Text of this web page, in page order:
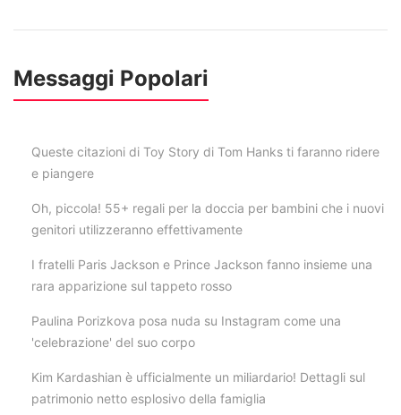
Messaggi Popolari
Queste citazioni di Toy Story di Tom Hanks ti faranno ridere
e piangere
Oh, piccola! 55+ regali per la doccia per bambini che i nuovi
genitori utilizzeranno effettivamente
I fratelli Paris Jackson e Prince Jackson fanno insieme una
rara apparizione sul tappeto rosso
Paulina Porizkova posa nuda su Instagram come una
'celebrazione' del suo corpo
Kim Kardashian è ufficialmente un miliardario! Dettagli sul
patrimonio netto esplosivo della famiglia